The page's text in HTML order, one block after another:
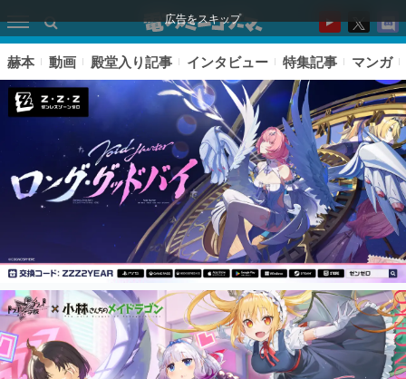
広告をスキップ
ピックアップ
電ファミのいま読まれている記事ランキング
赫本 動画 殿堂入り記事 インタビュー 特集記事 マンガ